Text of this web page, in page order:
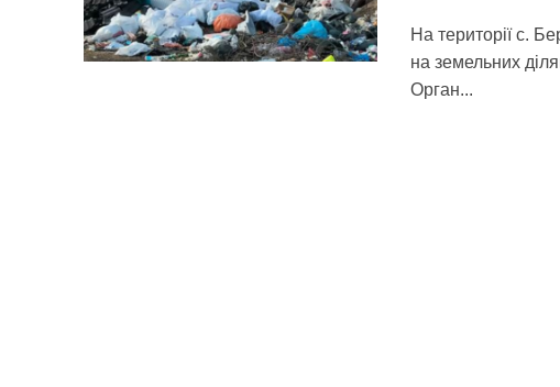
На території с.
на земельних
Орган...